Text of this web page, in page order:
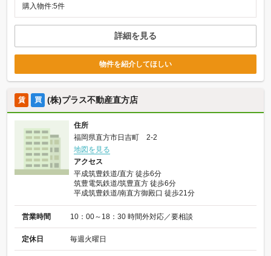
購入物件:5件
詳細を見る
物件を紹介してほしい
賃 買 (株)プラス不動産直方店
住所
福岡県直方市日吉町 2-2
地図を見る
アクセス
平成筑豊鉄道/直方 徒歩6分
筑豊電気鉄道/筑豊直方 徒歩6分
平成筑豊鉄道/南直方御殿口 徒歩21分
営業時間 10：00～18：30 時間外対応／要相談
定休日 毎週火曜日